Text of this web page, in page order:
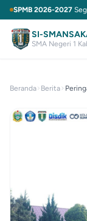
SPMB 2026-2027
SI-
SMA Negeri 1
Beranda Berita